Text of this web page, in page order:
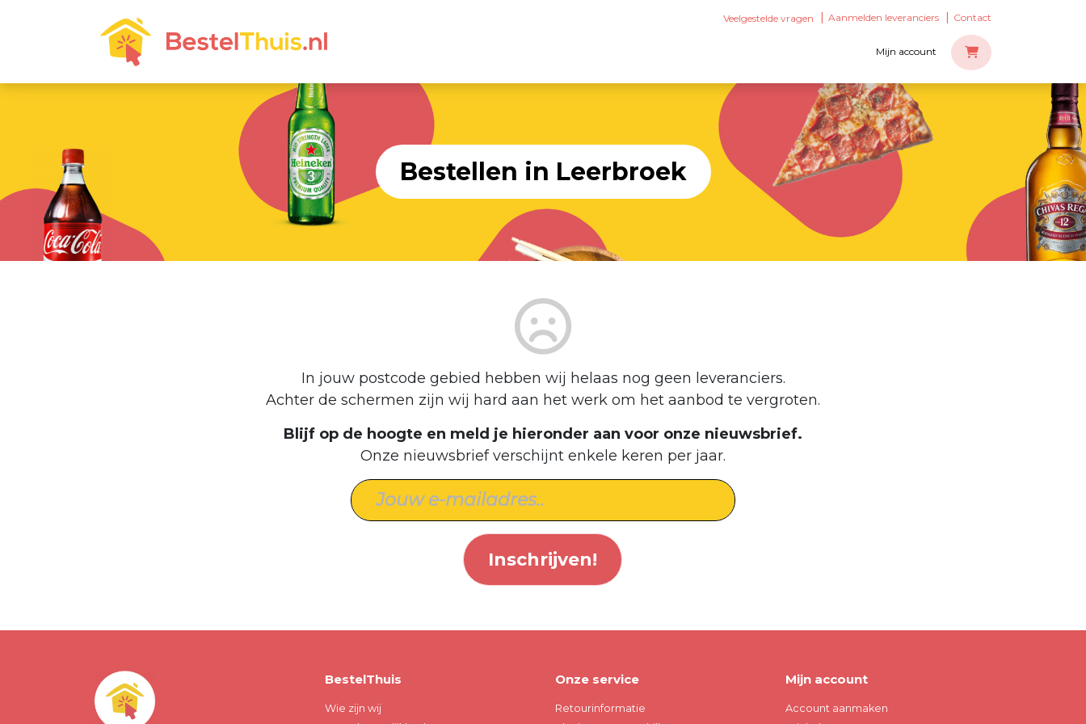
Veelgestelde vragen Aanmelden leveranciers Contact
Mijn account
Bestellen in Leerbroek
In jouw postcode gebied hebben wij helaas nog geen leveranciers.
Achter de schermen zijn wij hard aan het werk om het aanbod te vergroten.
Blijf op de hoogte en meld je hieronder aan voor onze nieuwsbrief.
Onze nieuwsbrief verschijnt enkele keren per jaar.
Inschrijven!
BestelThuis
Wie zijn wij
Onze service
Retourinformatie
Mijn account
Account aanmaken